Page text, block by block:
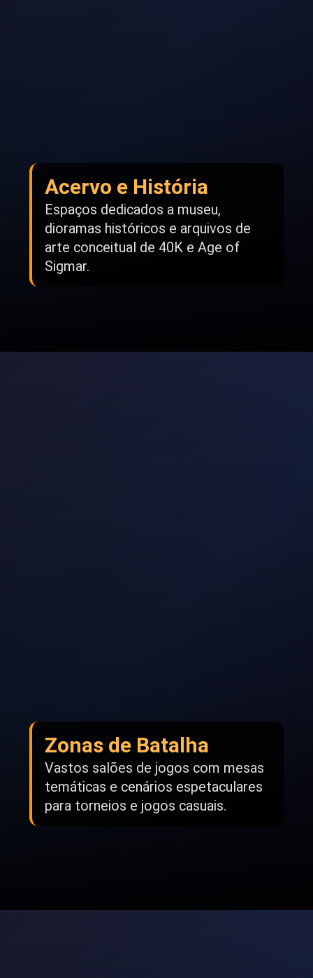
Acervo e História
Espaços dedicados a museu,
dioramas históricos e arquivos de
arte conceitual de 40K e Age of
Sigmar.
Zonas de Batalha
Vastos salões de jogos com mesas
temáticas e cenários espetaculares
para torneios e jogos casuais.